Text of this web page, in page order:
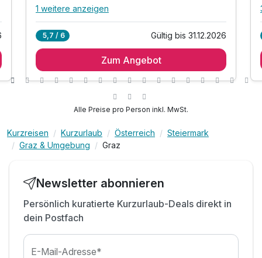
Alle Inklusivleistungen
1 x reichhaltiges Frühstück vom Buffet
inkl. Parkplatz
Kostenlose Übernachtung für Ihren Hund
1 weitere anzeigen
5,7 / 6 Gültig bis 31.12.2026
Zum Angebot
Alle Preise pro Person inkl. MwSt.
Kurzreisen Kurzurlaub Österreich
Steiermark
Graz & Umgebung
Graz
Newsletter abonnieren
Persönlich kuratierte Kurzurlaub-Deals direkt in
dein Postfach
E-Mail-Adresse*